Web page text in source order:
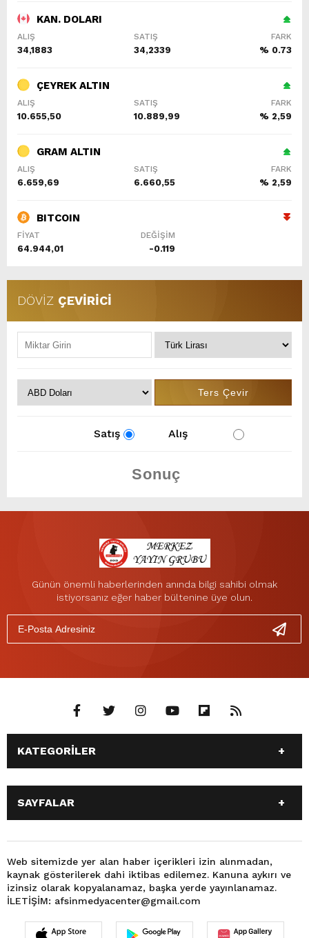
KAN. DOLARI
ALIŞ SATIŞ FARK
34,1883 34,2339 % 0.73
ÇEYREK ALTIN
ALIŞ SATIŞ FARK
10.655,50 10.889,99 % 2,59
GRAM ALTIN
ALIŞ SATIŞ FARK
6.659,69 6.660,55 % 2,59
BITCOIN
FİYAT DEĞİŞİM
64.944,01 -0.119
DÖVİZ ÇEVİRİCİ
Satış Alış
Günün önemli haberlerinden anında bilgi sahibi olmak
istiyorsanız eğer haber bültenine üye olun.
KATEGORİLER
ANASAYFA
GÜNDEM
SİYASET
SPOR
EKONOMİ
TEKNOLOJİ
3. SAYFA
BÜYÜKŞEHİR BELEDİYESİ
DÜNYA
FOTO GALERİ
KÜLTÜR SANAT
MAGAZİN
OTOMOBİL
SAĞLIK
VIDEO GALERİ
SAYFALAR
SİYASET
EĞİTİM
SPOR
EKONOMİ
TEKNOLOJİ
3. SAYFA
FOTO GALERİ
KÜLTÜR SANAT
Web sitemizde yer alan haber içerikleri izin alınmadan,
kaynak gösterilerek dahi iktibas edilemez. Kanuna aykırı ve
izinsiz olarak kopyalanamaz, başka yerde yayınlanamaz.
İLETİŞİM: afsinmedyacenter@gmail.com